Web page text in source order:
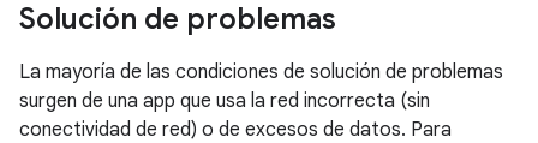
Solución de problemas
La mayoría de las condiciones de solución de problemas
surgen de una app que usa la red incorrecta (sin
conectividad de red) o de excesos de datos. Para